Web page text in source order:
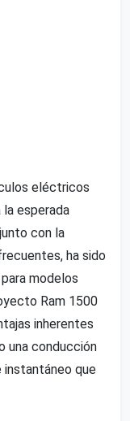
eléctricos
la esperada
con la
ha sido
modelos
Ram 1500
inherentes
una conducción
instantáneo que